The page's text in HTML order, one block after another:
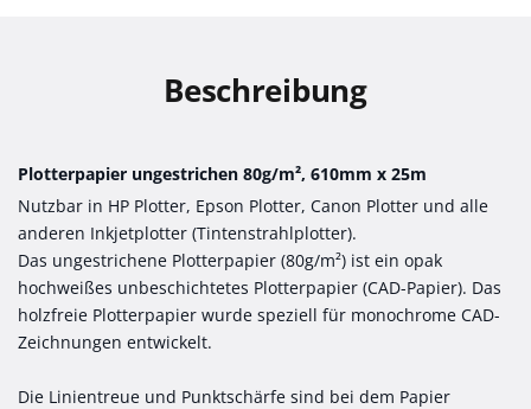
Beschreibung
Plotterpapier ungestrichen 80g/m², 610mm x 25m
Nutzbar in HP Plotter, Epson Plotter, Canon Plotter und alle
anderen Inkjetplotter (Tintenstrahlplotter).
Das ungestrichene Plotterpapier (80g/m²) ist ein opak
hochweißes unbeschichtetes Plotterpapier (CAD-Papier). Das
holzfreie Plotterpapier wurde speziell für monochrome CAD-
Zeichnungen entwickelt.
Die Linientreue und Punktschärfe sind bei dem Papier